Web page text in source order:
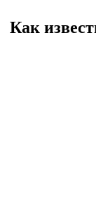
Как